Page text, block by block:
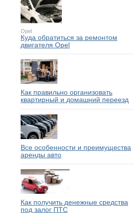
Opel
Куда обратиться за ремонтом
двигателя Opel
Как правильно организовать
квартирный и домашний переезд
Все особенности и преимущества
аренды авто
Как получить денежные средства
под залог ПТС